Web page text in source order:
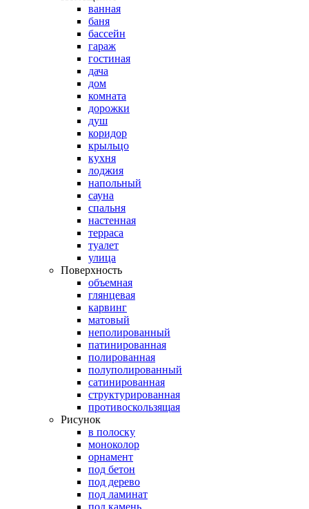
ванная
баня
бассейн
гараж
гостиная
дача
дом
комната
дорожки
душ
коридор
крыльцо
кухня
лоджия
напольный
сауна
спальня
настенная
терраса
туалет
улица
Поверхность
объемная
глянцевая
карвинг
матовый
неполированный
патинированная
полированная
полуполированный
сатинированная
структурированная
противоскользящая
Рисунок
в полоску
моноколор
орнамент
под бетон
под дерево
под ламинат
под камень